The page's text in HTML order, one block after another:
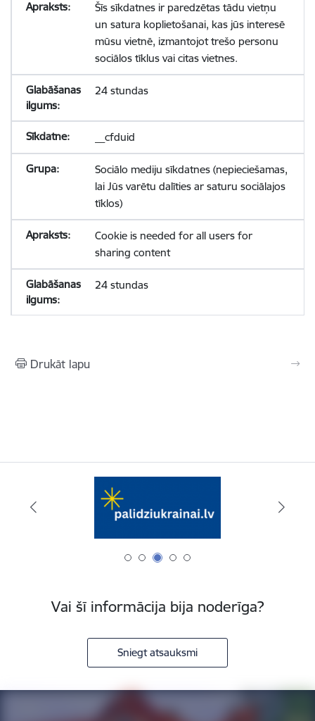
Šīs sīkdatnes ir paredzētas tādu vietņu
un satura koplietošanai, kas jūs interesē
mūsu vietnē, izmantojot trešo personu
sociālos tīklus vai citas vietnes.
24 stundas
__cfduid
Sociālo mediju sīkdatnes (nepieciešamas,
lai Jūs varētu dalīties ar saturu sociālajos
tīklos)
Cookie is needed for all users for
sharing content
24 stundas
Drukāt lapu
Vai šī informācija bija noderīga?
Sniegt atsauksmi